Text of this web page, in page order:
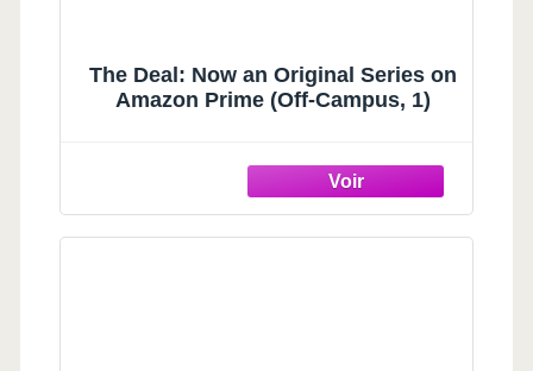
The Deal: Now an Original Series on
Amazon Prime (Off-Campus, 1)